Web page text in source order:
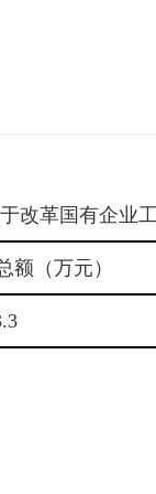
革国有企业工
额（万元）